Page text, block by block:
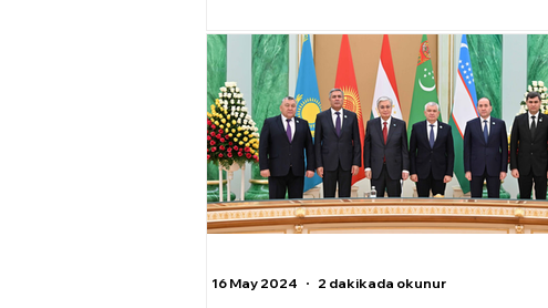
16 May 2024 2 dakikada okunur